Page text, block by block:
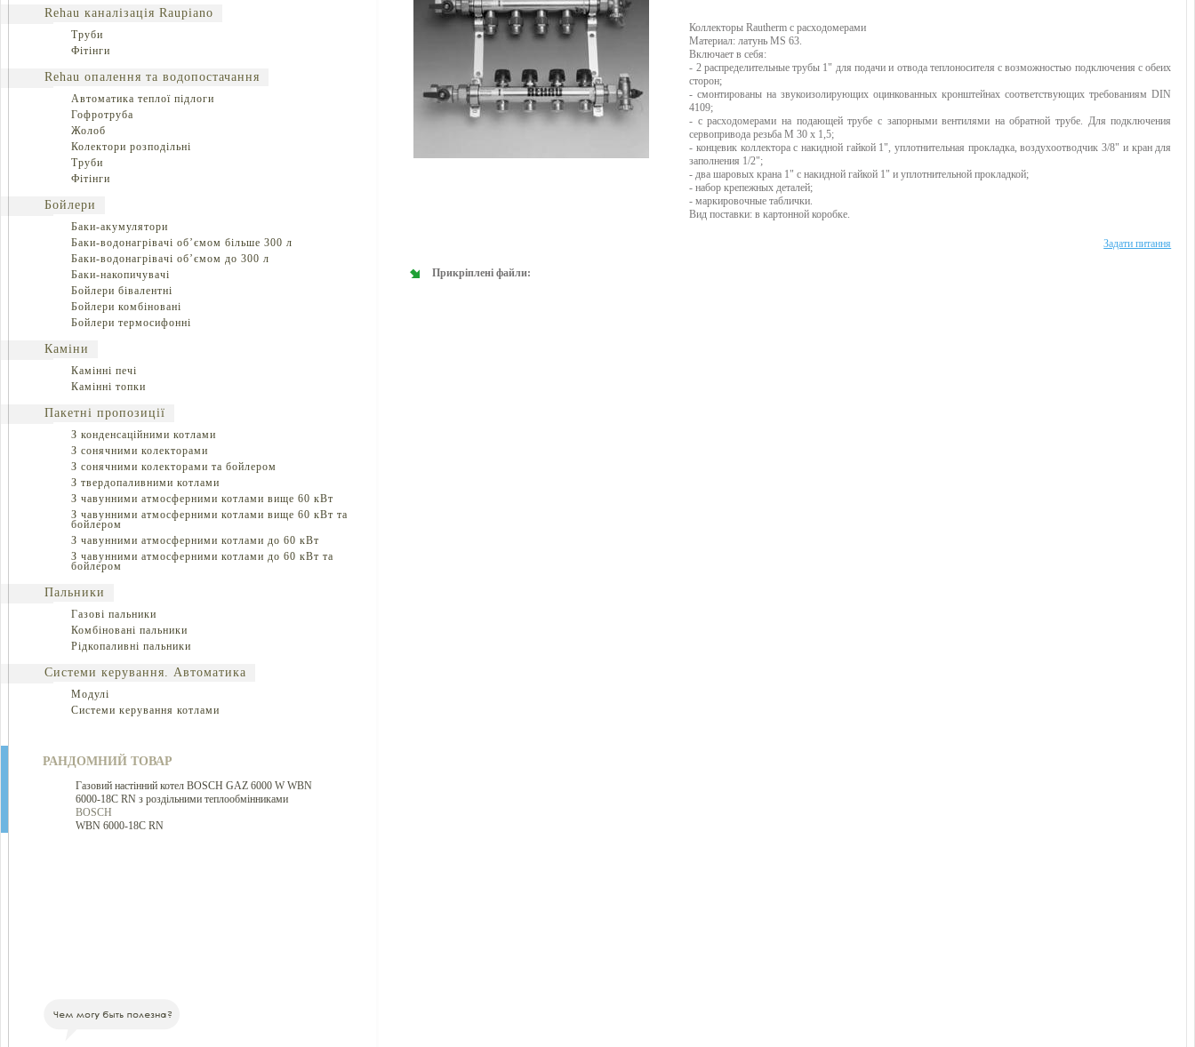
Rehau каналізація Raupiano
Труби
Фітінги
Rehau опалення та водопостачання
Автоматика теплої підлоги
Гофротруба
Жолоб
Колектори розподільні
Труби
Фітінги
Бойлери
Баки-акумулятори
Баки-водонагрівачі об’ємом більше 300 л
Баки-водонагрівачі об’ємом до 300 л
Баки-накопичувачі
Бойлери бівалентні
Бойлери комбіновані
Бойлери термосифонні
Каміни
Камінні печі
Камінні топки
Пакетні пропозиції
З конденсаційними котлами
З сонячними колекторами
З сонячними колекторами та бойлером
З твердопаливними котлами
З чавунними атмосферними котлами вище 60 кВт
З чавунними атмосферними котлами вище 60 кВт та
бойлером
З чавунними атмосферними котлами до 60 кВт
З чавунними атмосферними котлами до 60 кВт та
бойлером
Пальники
Газові пальники
Комбіновані пальники
Рідкопаливні пальники
Системи керування. Автоматика
Модулі
Системи керування котлами
РАНДОМНИЙ ТОВАР
Газовий настінний котел BOSCH GAZ 6000 W WBN
6000-18C RN з роздільними теплообмінниками
BOSCH
WBN 6000-18C RN
Коллекторы Rautherm с расходомерами
Материал: латунь MS 63.
Включает в себя:
- 2 распределительные трубы 1" для подачи и отвода теплоносителя с возможностью подключения с обеих
сторон;
- смонтированы на звукоизолирующих оцинкованных кронштейнах соответствующих требованиям DIN
4109;
- с расходомерами на подающей трубе с запорными вентилями на обратной трубе. Для подключения
сервопривода резьба М 30 х 1,5;
- концевик коллектора с накидной гайкой 1", уплотнительная прокладка, воздухоотводчик 3/8" и кран для
заполнения 1/2";
- два шаровых крана 1" с накидной гайкой 1" и уплотнительной прокладкой;
- набор крепежных деталей;
- маркировочные таблички.
Вид поставки: в картонной коробке.
Задати питання
Прикріплені файли: